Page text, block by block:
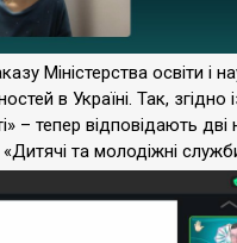
Міністерства освіти і
в Україні. Так, згідно
– тепер відповідають дві
та молодіжні